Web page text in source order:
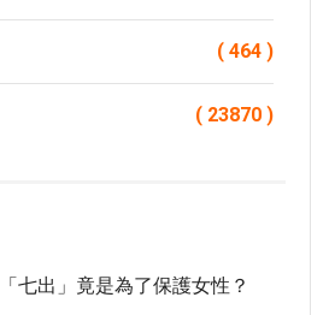
( 464 )
( 23870 )
七出」竟是為了保護女性？